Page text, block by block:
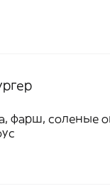
фарш, соленые